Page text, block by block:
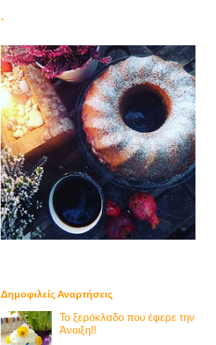
`
Δημοφιλείς Αναρτήσεις
Το ξερόκλαδο που έφερε την
Άνοιξη!!